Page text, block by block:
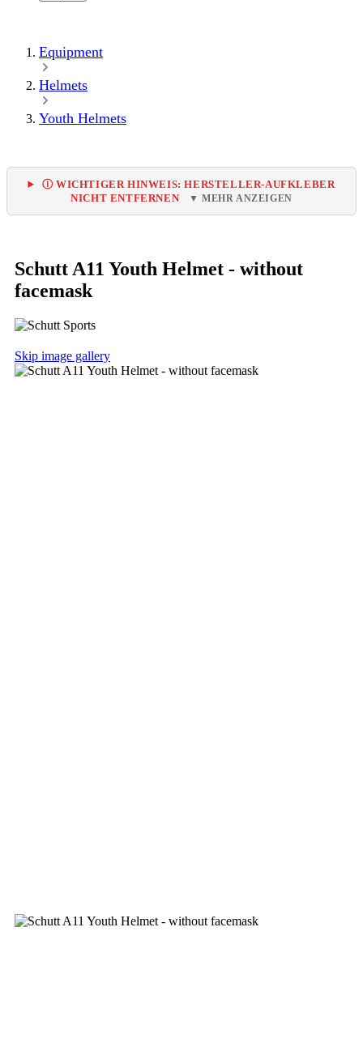
Equipment
Helmets
Youth Helmets
Ⓘ WICHTIGER HINWEIS: HERSTELLER-AUFKLEBER
NICHT ENTFERNEN
▼ MEHR ANZEIGEN
Schutt A11 Youth Helmet - without
facemask
Skip image gallery